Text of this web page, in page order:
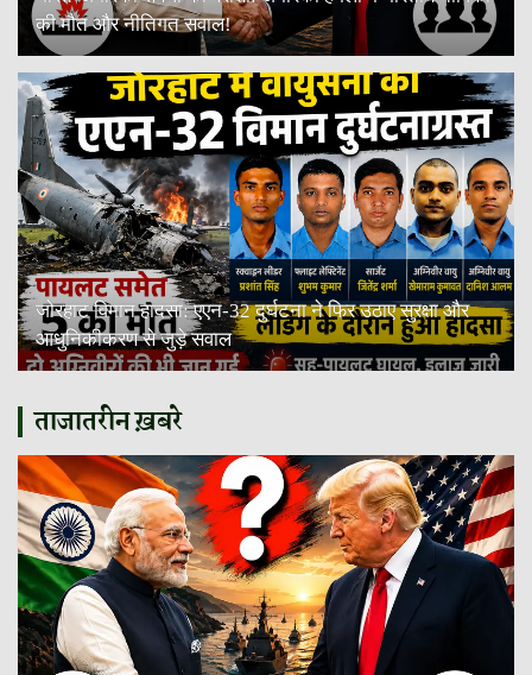
की मौत और नीतिगत सवाल!
जोरहाट विमान हादसा: एएन-32 दुर्घटना ने फिर उठाए सुरक्षा और
आधुनिकीकरण से जुड़े सवाल
ताजातरीन ख़बरे